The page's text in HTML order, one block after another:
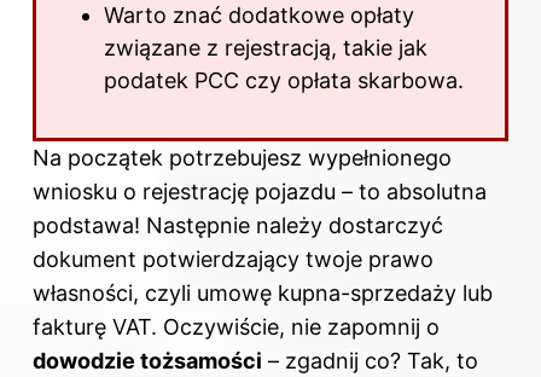
Warto znać dodatkowe opłaty
związane z rejestracją, takie jak
podatek PCC czy opłata skarbowa.
Na początek potrzebujesz wypełnionego
wniosku o rejestrację pojazdu – to absolutna
podstawa! Następnie należy dostarczyć
dokument potwierdzający twoje prawo
własności, czyli umowę kupna-sprzedaży lub
fakturę VAT. Oczywiście, nie zapomnij o
dowodzie tożsamości – zgadnij co? Tak, to